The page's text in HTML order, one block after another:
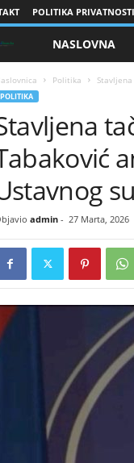
POLITIKA PRIVATNOSTI
a
i
o
i
NASLOVNA
Politika
POLITIKA
admin- 27 Marta, 2026